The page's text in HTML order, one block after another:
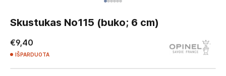
to
beginning
of
images
Skustukas No115 (buko; 6 cm)
€9,40
IŠPARDUOTA